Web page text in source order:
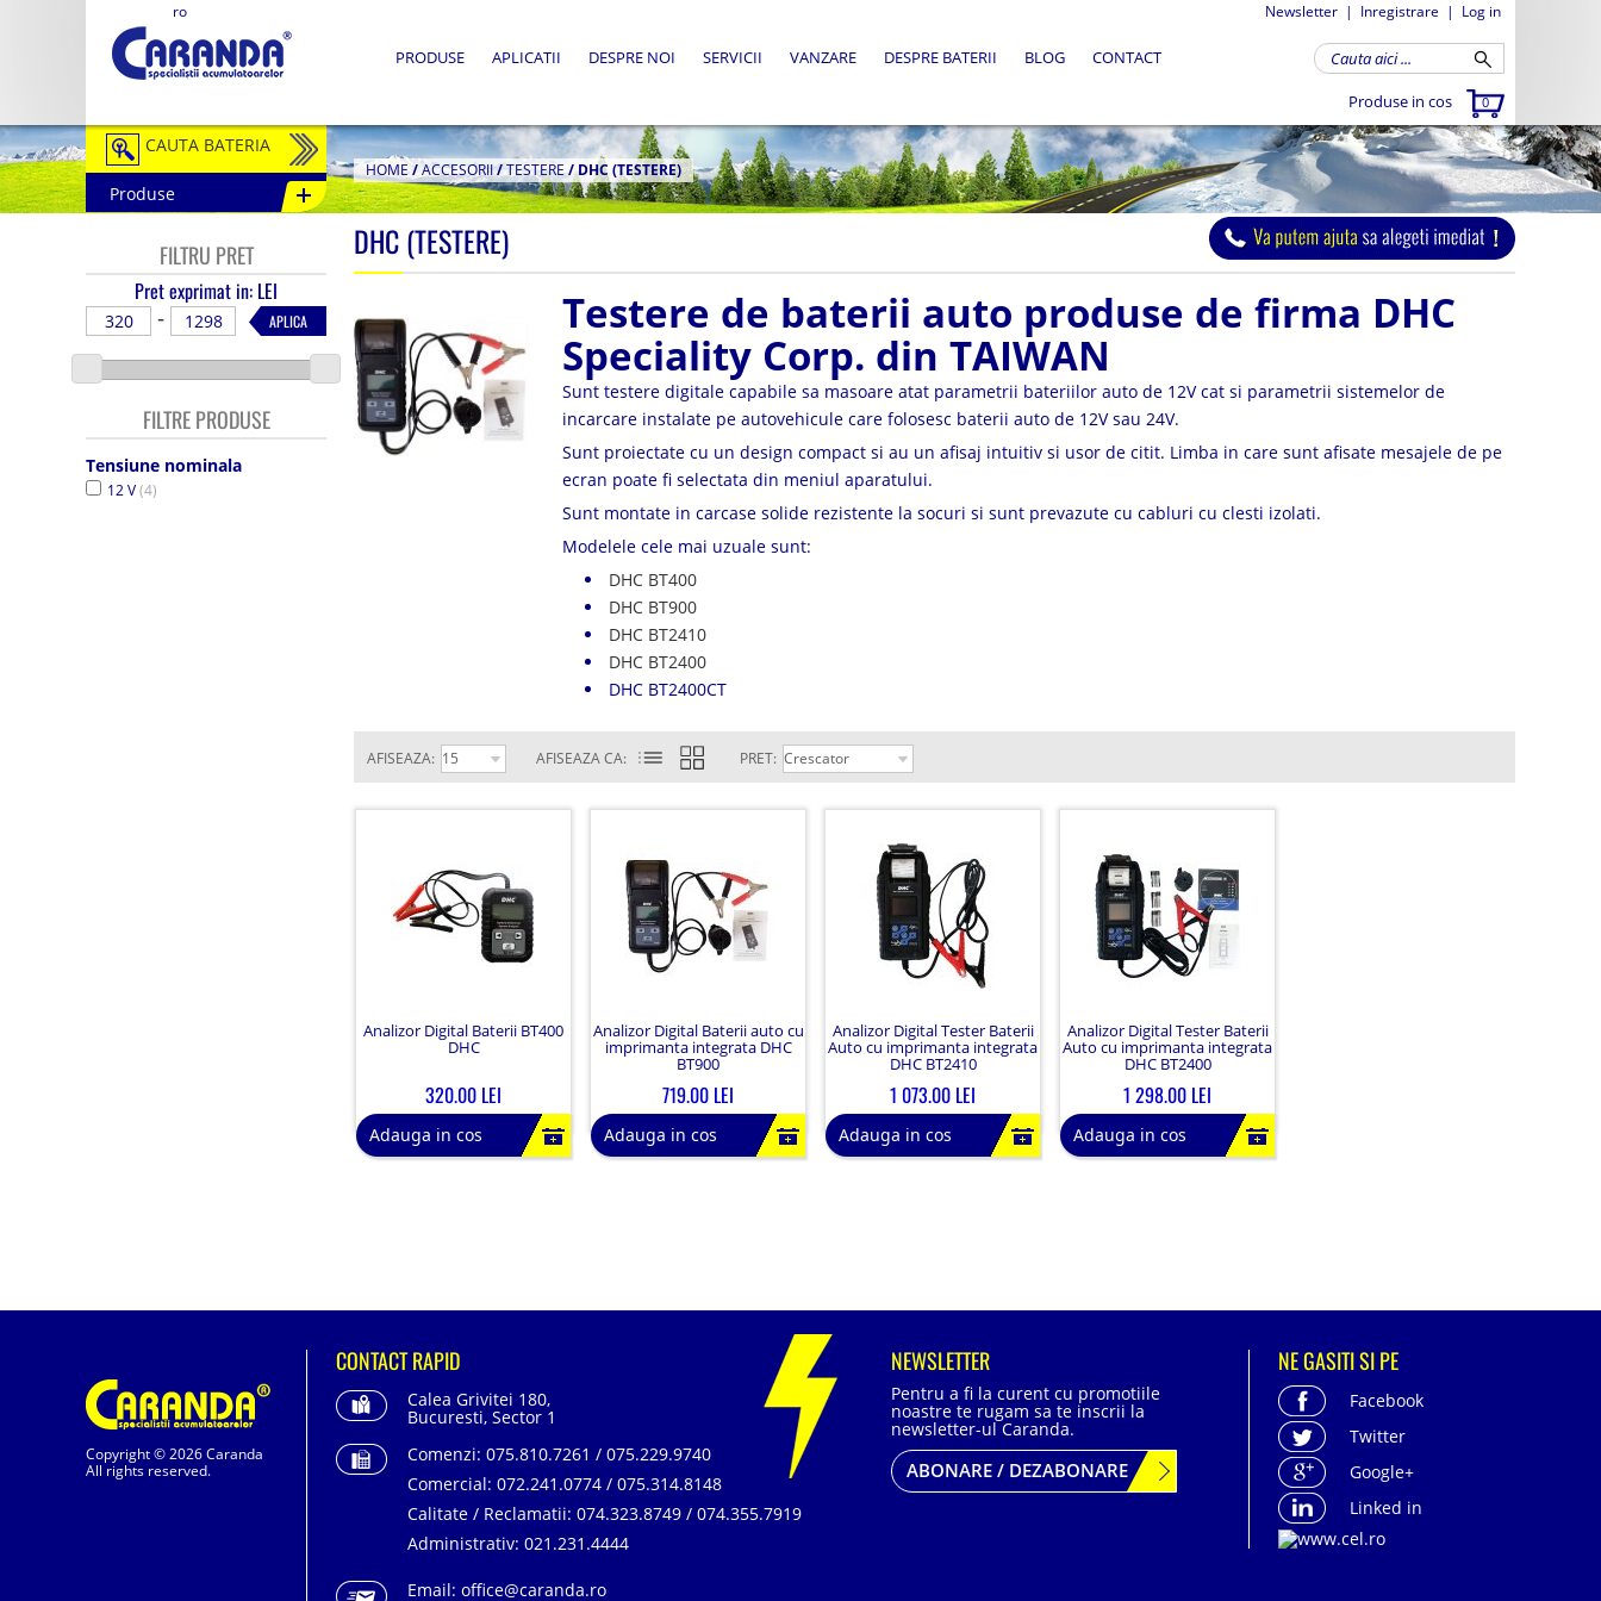
ro Newsletter | Inregistrare | Log in
Produse in cos 0
PRODUSE APLICATII DESPRE NOI SERVICII VANZARE DESPRE BATERII BLOG CONTACT
CAUTA BATERIA
Auto / Moto
Tractiune
Semitractiune
Produse
HOME/ACCESORII/TESTERE/DHC (TESTERE)
FILTRU PRET
Pret exprimat in: LEI
- APLICA
FILTRE PRODUSE
Tensiune nominala
12 V(4)
DHC (TESTERE)
Testere de baterii auto produse de firma DHC
Speciality Corp. din TAIWAN
Sunt testere digitale capabile sa masoare atat parametrii bateriilor auto de 12V cat si parametrii sistemelor de
incarcare instalate pe autovehicule care folosesc baterii auto de 12V sau 24V.
Sunt proiectate cu un design compact si au un afisaj intuitiv si usor de citit. Limba in care sunt afisate mesajele de pe
ecran poate fi selectata din meniul aparatului.
Sunt montate in carcase solide rezistente la socuri si sunt prevazute cu cabluri cu clesti izolati.
Modelele cele mai uzuale sunt:
DHC BT400
DHC BT900
DHC BT2410
DHC BT2400
DHC BT2400CT
AFISEAZA: AFISEAZA CA: PRET:
Analizor Digital Baterii BT400
DHC
320.00 LEI
Adauga in cos
Analizor Digital Baterii auto cu
imprimanta integrata DHC
BT900
719.00 LEI
Adauga in cos
Analizor Digital Tester Baterii
Auto cu imprimanta integrata
DHC BT2410
1 073.00 LEI
Adauga in cos
Analizor Digital Tester Baterii
Auto cu imprimanta integrata
DHC BT2400
1 298.00 LEI
Adauga in cos
Copyright © 2026 Caranda
All rights reserved.
CONTACT RAPID
Calea Grivitei 180,
Bucuresti, Sector 1
Comenzi: 075.810.7261 / 075.229.9740
Comercial: 072.241.0774 / 075.314.8148
Calitate / Reclamatii: 074.323.8749 / 074.355.7919
Administrativ: 021.231.4444
Email: office@caranda.ro
NEWSLETTER
Pentru a fi la curent cu promotiile
noastre te rugam sa te inscrii la
newsletter-ul Caranda.
ABONARE / DEZABONARE
NE GASITI SI PE
Facebook
Twitter
Google+
Linked in